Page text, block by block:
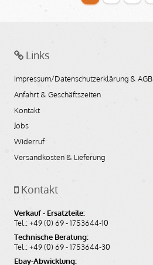
Links
Impressum/Datenschutzerklärung & AGB
Anfahrt & Geschäftszeiten
Kontakt
Jobs
Widerruf
Versandkosten & Lieferung
Kontakt
Verkauf - Ersatzteile:
Tel.: +49 (0) 69 - 1753644-10
Technische Beratung:
Tel.: +49 (0) 69 - 1753644-30
Ebay-Abwicklung: